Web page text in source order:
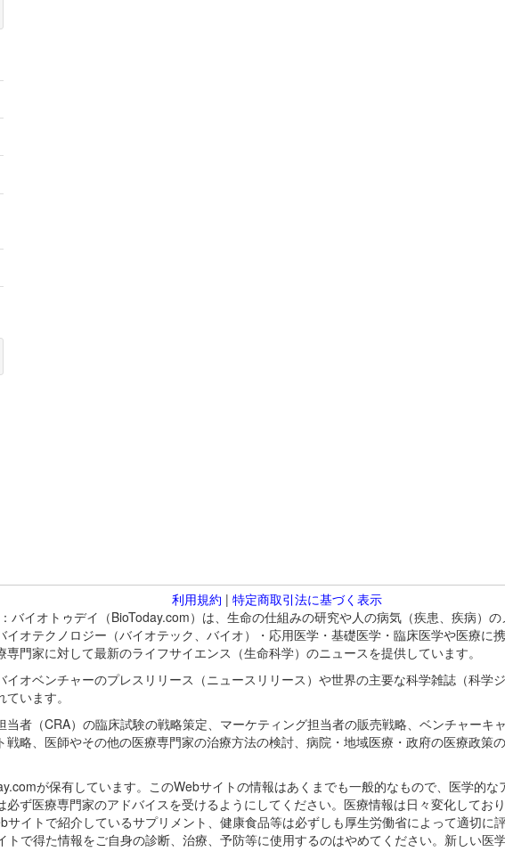
利用規約 | 特定商取引法に基づく表示
バイオトゥデイ（BioToday.com）は、生命の仕組みの研究や人の病気（疾患、疾病）の
オテクノロジー（バイオテック、バイオ）・応用医学・基礎医学・臨床医学や医療に
門家に対して最新のライフサイエンス（生命科学）のニュースを提供しています。
イオベンチャーのプレスリリース（ニュースリリース）や世界の主要な科学雑誌（科学
います。
者（CRA）の臨床試験の戦略策定、マーケティング担当者の販売戦略、ベンチャーキ
略、医師やその他の医療専門家の治療方法の検討、病院・地域医療・政府の医療政策
が保有しています。このWebサイトの情報はあくまでも一般的なもので、医学的
必ず医療専門家のアドバイスを受けるようにしてください。医療情報は日々変化してお
サイトで紹介しているサプリメント、健康食品等は必ずしも厚生労働省によって適切に
トで得た情報をご自身の診断、治療、予防等に使用するのはやめてください。新しい医